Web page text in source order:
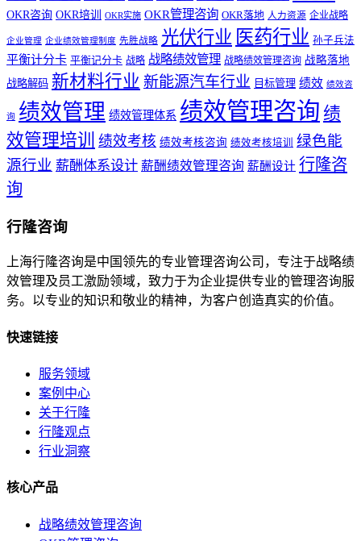
OKR咨询 OKR培训 OKR实施 OKR管理咨询 OKR落地 人力资源 企业战略
企业管理 企业绩效管理制度 先胜战略 光伏行业 医药行业 孙子兵法
平衡计分卡 平衡记分卡 战略 战略绩效管理 战略绩效管理咨询 战略落地
战略解码 新材料行业 新能源汽车行业 目标管理 绩效 绩效咨
询 绩效管理 绩效管理体系 绩效管理咨询 绩
效管理培训 绩效考核 绩效考核咨询 绩效考核培训
绿色能
源行业 薪酬体系设计 薪酬绩效管理咨询 薪酬设计 行隆咨
询
行隆咨询
上海行隆咨询是中国领先的专业管理咨询公司，专注于战略绩
效管理及员工激励领域，致力于为企业提供专业的管理咨询服
务。以专业的知识和敬业的精神，为客户创造真实的价值。
快速链接
服务领域
案例中心
关于行隆
行隆观点
行业洞察
核心产品
战略绩效管理咨询